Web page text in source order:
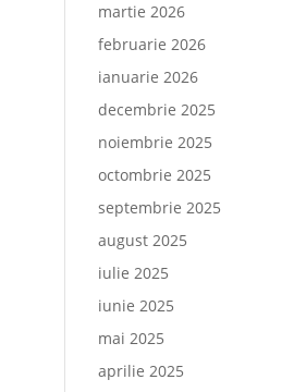
martie 2026
februarie 2026
ianuarie 2026
decembrie 2025
noiembrie 2025
octombrie 2025
septembrie 2025
august 2025
iulie 2025
iunie 2025
mai 2025
aprilie 2025